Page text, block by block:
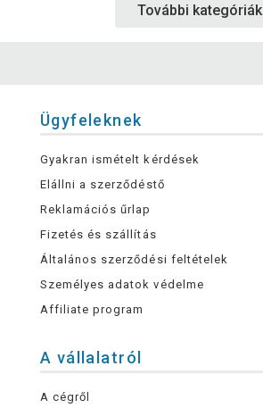
További kategóriák
Ügyfeleknek
Gyakran ismételt kérdések
Elállni a szerződéstő
Reklamációs űrlap
Fizetés és szállítás
Általános szerződési feltételek
Személyes adatok védelme
Affiliate program
A vállalatról
A cégről